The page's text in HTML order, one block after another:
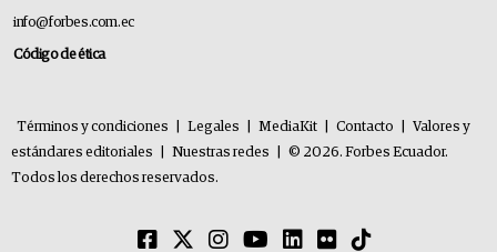
info@forbes.com.ec
Código de ética
Términos y condiciones Legales MediaKit Contacto
Valores y
estándares editoriales
Nuestras redes
© 2026. Forbes Ecuador.
Todos los derechos reservados.